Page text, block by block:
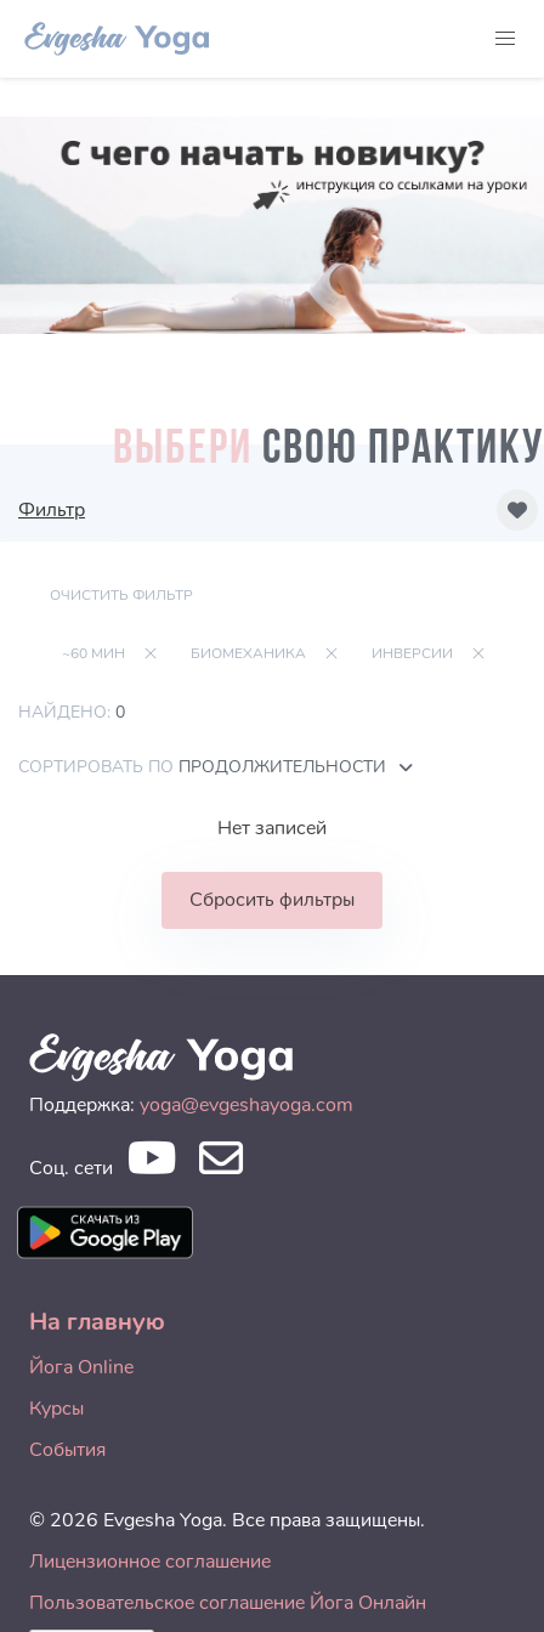
ВЫБЕРИ СВОЮ ПРАКТИКУ
Фильтр
ОЧИСТИТЬ ФИЛЬТР
~60 МИН БИОМЕХАНИКА ИНВЕРСИИ
НАЙДЕНО: 0
СОРТИРОВАТЬ ПО ПРОДОЛЖИТЕЛЬНОСТИ
Нет записей
Сбросить фильтры
Поддержка: yoga@evgeshayoga.com
Соц. сети
На главную
Йога Online
Курсы
События
© 2026 Evgesha Yoga. Все права защищены.
Лицензионное соглашение
Пользовательское соглашение Йога Онлайн